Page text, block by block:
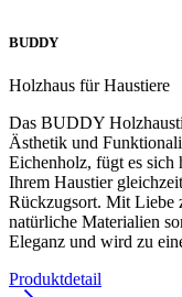
BUDDY
Holzhaus für Haustiere
Das BUDDY
Ästhetik und
Eichenholz, fügt es sich
Ihrem Haustier
Rückzugsort. Mit Liebe
natürliche Materialien
Eleganz und wird zu
Produktdetail